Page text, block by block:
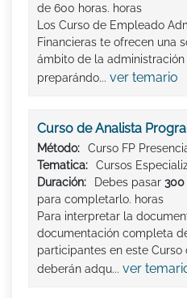
de 600 horas. horas
Los Curso de Empleado
Financieras te ofrecen una
ámbito de la administración
preparándo... ver temario
Curso de Analista
Método:
Curso FP
Tematica:
Cursos
Duración:
Debes pasar 300
para completarlo. horas
Para interpretar la
documentación completa
participantes en este
deberán adqu... ver